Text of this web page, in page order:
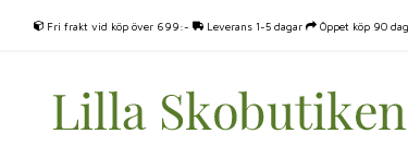
Fri frakt vid köp över 699:- Leverans 1-5 dagar Öppet köp 90